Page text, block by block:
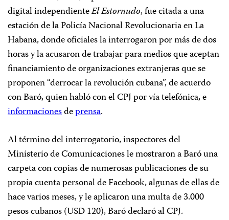
digital independienteEl Estornudo, fue citada a una
estación de la Policía Nacional Revolucionaria en La
Habana, donde oficiales la interrogaron por más de dos
horas y la acusaron de trabajar para medios que aceptan
financiamiento de organizaciones extranjeras que se
proponen “derrocar la revolución cubana”, de acuerdo
con Baró, quien habló con el CPJ por vía telefónica, e
informacionesdeprensa.
Al término del interrogatorio, inspectores del
Ministerio de Comunicaciones le mostraron a Baró una
carpeta con copias de numerosas publicaciones de su
propia cuenta personal de Facebook, algunas de ellas de
hace varios meses, y le aplicaron una multa de 3.000
pesos cubanos (USD 120), Baró declaró al CPJ.